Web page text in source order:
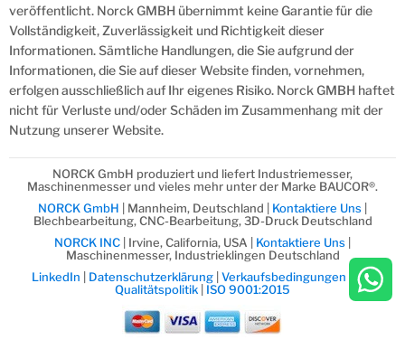
veröffentlicht. Norck GMBH übernimmt keine Garantie für die
Vollständigkeit, Zuverlässigkeit und Richtigkeit dieser
Informationen. Sämtliche Handlungen, die Sie aufgrund der
Informationen, die Sie auf dieser Website finden, vornehmen,
erfolgen ausschließlich auf Ihr eigenes Risiko. Norck GMBH haftet
nicht für Verluste und/oder Schäden im Zusammenhang mit der
Nutzung unserer Website.
NORCK GmbH produziert und liefert Industriemesser,
Maschinenmesser und vieles mehr unter der Marke BAUCOR®.
NORCK GmbH
| Mannheim, Deutschland | Kontaktiere Uns
Blechbearbeitung, CNC-Bearbeitung, 3D-Druck Deutschland
NORCK INC | Irvine, California, USA | Kontaktiere Uns
Maschinenmesser, Industrieklingen Deutschland
LinkedIn
Datenschutzerklärung Verkaufsbedingungen
Die
Qualitätspolitik
ISO 9001:2015